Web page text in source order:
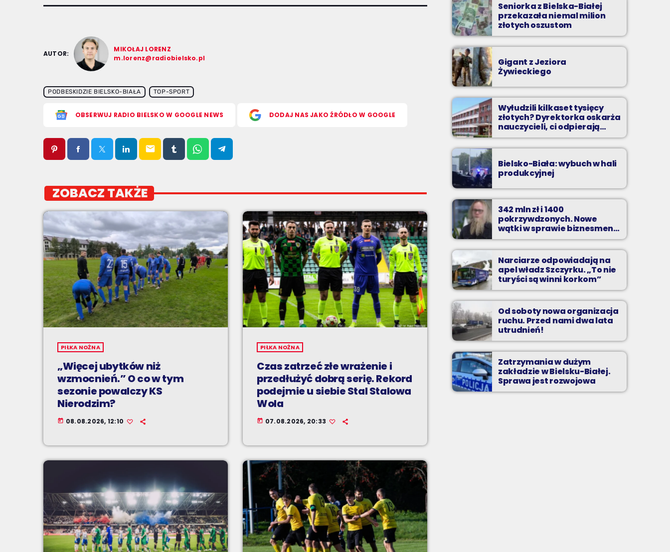
AUTOR:
MIKOŁAJ LORENZ
m.lorenz@radiobielsko.pl
PODBESKIDZIE BIELSKO-BIAŁA TOP-SPORT
OBSERWUJ RADIO BIELSKO W GOOGLE NEWS DODAJ NAS JAKO ŹRÓDŁO W GOOGLE
email
ZOBACZ TAKŻE
PIŁKA NOŻNA
„Więcej ubytków niż
wzmocnień.” O co w tym
sezonie powalczy KS
Nierodzim?
today 08.08.2026, 12:10
PIŁKA NOŻNA
Czas zatrzeć złe wrażenie i
przedłużyć dobrą serię. Rekord
podejmie u siebie Stal Stalowa
Wola
today 07.08.2026, 20:33
Seniorka z Bielska-Białej
przekazała niemal milion
złotych oszustom
Gigant z Jeziora
Żywieckiego
Wyłudzili kilkaset tysięcy
złotych? Dyrektorka oskarża
nauczycieli, ci odpierają
zarzuty
Bielsko-Biała: wybuch w hali
produkcyjnej
342 mln zł i 1400
pokrzywdzonych. Nowe
wątki w sprawie biznesmena
z Bielska-Białej
Narciarze odpowiadają na
apel władz Szczyrku. „To nie
turyści są winni korkom”
Od soboty nowa organizacja
ruchu. Przed nami dwa lata
utrudnień!
Zatrzymania w dużym
zakładzie w Bielsku-Białej.
Sprawa jest rozwojowa